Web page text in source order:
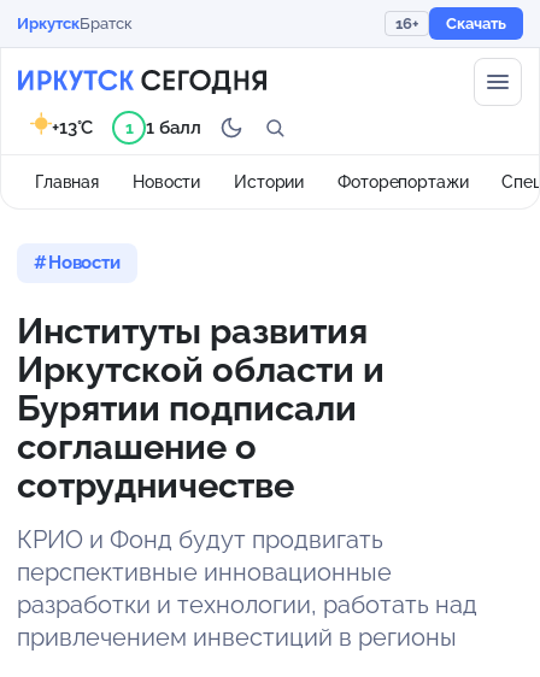
ИркутскБратск 16+ Скачать
Главная Новости Истории Фоторепортажи
+13°C 1 1 балл
Новости
Институты развития
Иркутской области и
Бурятии подписали
соглашение о
сотрудничестве
КРИО и Фонд будут продвигать
перспективные инновационные
разработки и технологии, работать над
привлечением инвестиций в регионы